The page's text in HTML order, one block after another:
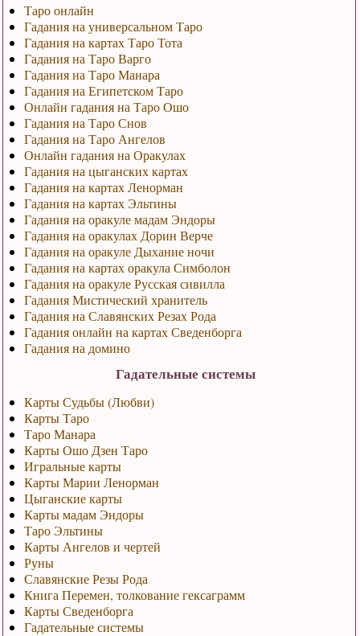
Таро онлайн
Гадания на универсальном Таро
Гадания на картах Таро Тота
Гадания на Таро Варго
Гадания на Таро Манара
Гадания на Египетском Таро
Онлайн гадания на Таро Ошо
Гадания на Таро Снов
Гадания на Таро Ангелов
Онлайн гадания на Оракулах
Гадания на цыганских картах
Гадания на картах Ленорман
Гадания на картах Эльтины
Гадания на оракуле мадам Эндоры
Гадания на оракулах Дорин Верче
Гадания на оракуле Дыхание ночи
Гадания на картах оракула Симболон
Гадания на оракуле Русская сивилла
Гадания Мистический хранитель
Гадания на Славянских Резах Рода
Гадания онлайн на картах Сведенборга
Гадания на домино
Гадательные системы
Карты Судьбы (Любви)
Карты Таро
Таро Манара
Карты Ошо Дзен Таро
Игральные карты
Карты Марии Ленорман
Цыганские карты
Карты мадам Эндоры
Таро Эльтины
Карты Ангелов и чертей
Руны
Славянские Резы Рода
Книга Перемен, толкование гексаграмм
Карты Сведенборга
Гадательные системы